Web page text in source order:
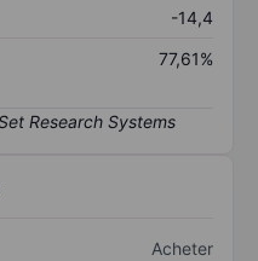
-14,4
77,61%
Acheter